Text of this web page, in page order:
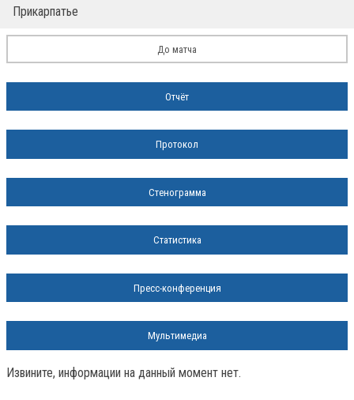
Прикарпатье
До матча
Отчёт
Протокол
Стенограмма
Статистика
Пресс-конференция
Мультимедиа
Извините, информации на данный момент нет.